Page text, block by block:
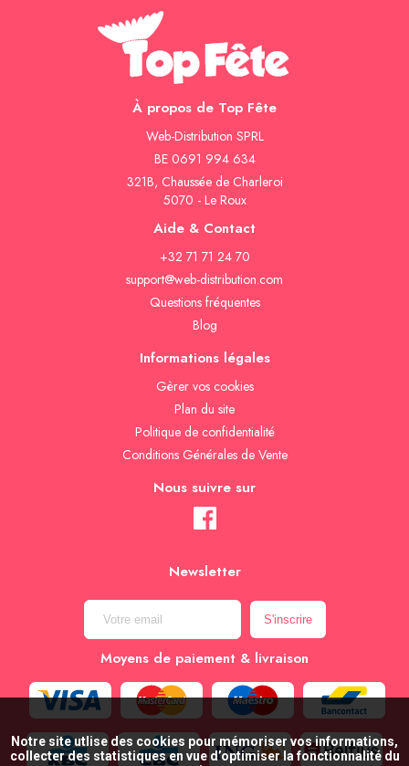
À propos de Top Fête
Web-Distribution SPRL
BE 0691 994 634
321B, Chaussée de Charleroi
5070 - Le Roux
Aide & Contact
+32 71 71 24 70
support@web-distribution.com
Questions fréquentes
Blog
Informations légales
Gèrer vos cookies
Plan du site
Politique de confidentialité
Conditions Générales de Vente
Nous suivre sur
Newsletter
Moyens de paiement & livraison
Notre site utlise des cookies pour mémoriser vos informations,
collecter des statistiques en vue d’optimiser la fonctionnalité du